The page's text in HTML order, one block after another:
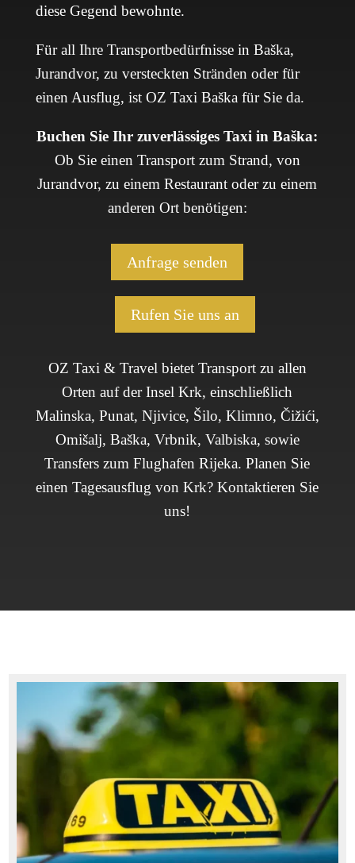
diese Gegend bewohnte.
Für all Ihre Transportbedürfnisse in Baška,
Jurandvor, zu versteckten Stränden oder für
einen Ausflug, ist OZ Taxi Baška für Sie da.
Buchen Sie Ihr zuverlässiges Taxi in Baška:
Ob Sie einen Transport zum Strand, von
Jurandvor, zu einem Restaurant oder zu einem
anderen Ort benötigen:
Anfrage senden
Rufen Sie uns an
OZ Taxi & Travel bietet Transport zu allen
Orten auf der Insel Krk, einschließlich
Malinska, Punat, Njivice, Šilo, Klimno, Čižići,
Omišalj, Baška, Vrbnik, Valbiska, sowie
Transfers zum Flughafen Rijeka. Planen Sie
einen Tagesausflug von Krk? Kontaktieren Sie
uns!